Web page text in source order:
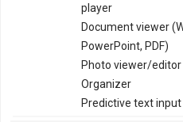
player
Document viewer
PowerPoint, PDF)
Photo viewer/editor
Organizer
Predictive text input